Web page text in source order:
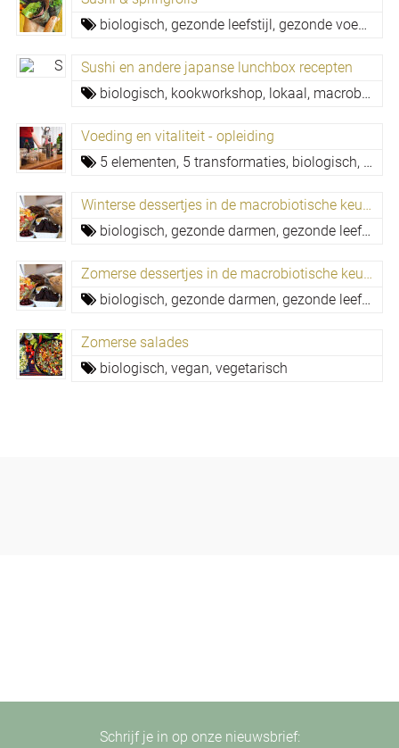
biologisch, gezonde leefstijl, gezonde voeding,
Sushi en andere japanse lunchbox recepten
biologisch, kookworkshop, lokaal, macrobiotiek,
Voeding en vitaliteit - opleiding
5 elementen, 5 transformaties, biologisch,
Winterse dessertjes in de macrobiotische keuken, kookcursus Oost West Centrum
biologisch, gezonde darmen, gezonde leefstijl,
Zomerse dessertjes in de macrobiotische keuken
biologisch, gezonde darmen, gezonde leefstijl,
Zomerse salades
biologisch, vegan, vegetarisch
Schrijf je in op onze nieuwsbrief: